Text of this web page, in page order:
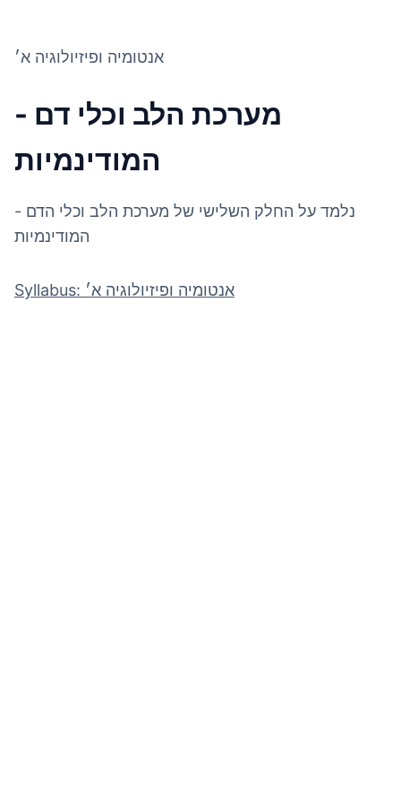
אנטומיה ופיזיולוגיה א׳
מערכת הלב וכלי דם -
המודינמיות
נלמד על החלק השלישי של מערכת הלב וכלי הדם -
המודינמיות
Syllabus: אנטומיה ופיזיולוגיה א׳